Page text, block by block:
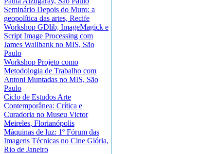
Seminário Depois do Muro: a
geopolítica das artes, Recife
Workshop GDlib, ImageMagick e
Script Image Processing com
James Wallbank no MIS, São
Paulo
Workshop Projeto como
Metodologia de Trabalho com
Antoni Muntadas no MIS, São
Paulo
Ciclo de Estudos Arte
Contemporânea: Crítica e
Curadoria no Museu Victor
Meireles, Florianópolis
Máquinas de luz: 1º Fórum das
Imagens Técnicas no Cine Glória,
Rio de Janeiro